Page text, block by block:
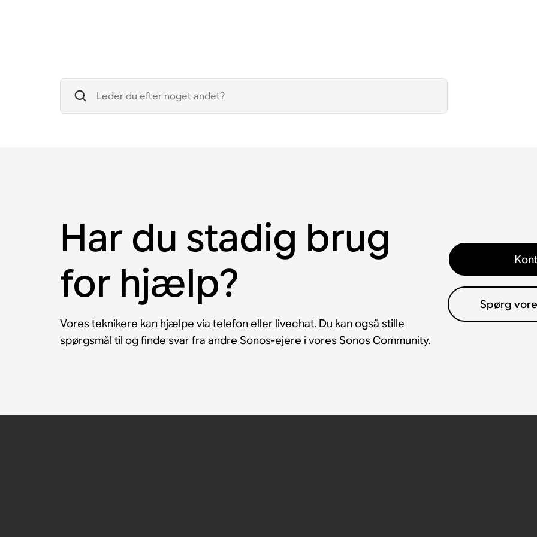
Har du stadig brug
for hjælp?
Vores teknikere kan hjælpe via telefon eller livechat. Du kan også stille
spørgsmål til og finde svar fra andre Sonos-ejere i vores Sonos Community.
Spørg